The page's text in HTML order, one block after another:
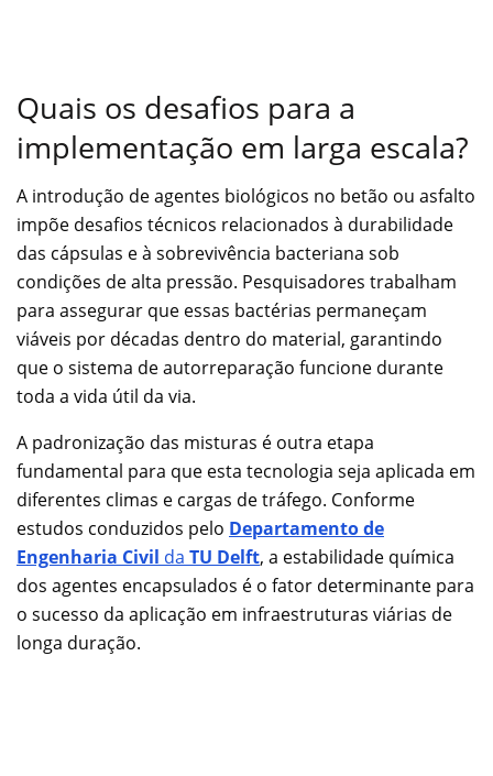
Quais os desafios para a
implementação em larga escala?
A introdução de agentes biológicos no betão ou asfalto
impõe desafios técnicos relacionados à durabilidade
das cápsulas e à sobrevivência bacteriana sob
condições de alta pressão. Pesquisadores trabalham
para assegurar que essas bactérias permaneçam
viáveis por décadas dentro do material, garantindo
que o sistema de autorreparação funcione durante
toda a vida útil da via.
A padronização das misturas é outra etapa
fundamental para que esta tecnologia seja aplicada em
diferentes climas e cargas de tráfego. Conforme
estudos conduzidos pelo Departamento de
Engenharia Civil da TU Delft, a estabilidade química
dos agentes encapsulados é o fator determinante para
o sucesso da aplicação em infraestruturas viárias de
longa duração.